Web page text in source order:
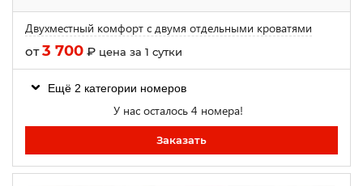
Двухместный комфорт с двумя отдельными кроватями
от3 700 ₽ цена за 1 сутки
Ещё 2 категории номеров
У нас осталось 4 номера!
Заказать